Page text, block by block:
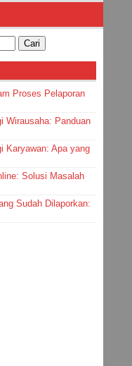
Proses Pelaporan
Wirausaha: Panduan
Karyawan: Apa yang
Solusi Masalah
Sudah Dilaporkan: